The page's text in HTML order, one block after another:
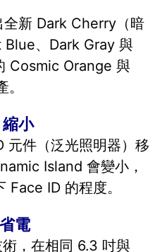
新 Dark Cherry（暗
、Dark Gray 與
Cosmic Orange 與
小
元件（泛光照明器）移
Island 會變小，
Face ID 的程度。
電
，在相同 6.3 吋與